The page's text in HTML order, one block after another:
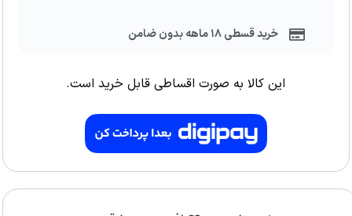
خرید قسطی ۱۸ ماهه بدون ضامن
این کالا به صورت اقساطی قابل خرید است.